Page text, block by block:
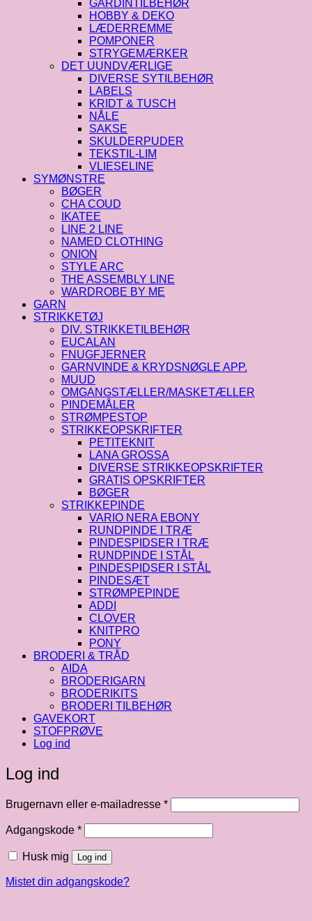
GARDINTILBEHØR
HOBBY & DEKO
LÆDERREMME
POMPONER
STRYGEMÆRKER
DET UUNDVÆRLIGE
DIVERSE SYTILBEHØR
LABELS
KRIDT & TUSCH
NÅLE
SAKSE
SKULDERPUDER
TEKSTIL-LIM
VLIESELINE
SYMØNSTRE
BØGER
CHA COUD
IKATEE
LINE 2 LINE
NAMED CLOTHING
ONION
STYLE ARC
THE ASSEMBLY LINE
WARDROBE BY ME
GARN
STRIKKETØJ
DIV. STRIKKETILBEHØR
EUCALAN
FNUGFJERNER
GARNVINDE & KRYDSNØGLE APP.
MUUD
OMGANGSTÆLLER/MASKETÆLLER
PINDEMÅLER
STRØMPESTOP
STRIKKEOPSKRIFTER
PETITEKNIT
LANA GROSSA
DIVERSE STRIKKEOPSKRIFTER
GRATIS OPSKRIFTER
BØGER
STRIKKEPINDE
VARIO NERA EBONY
RUNDPINDE I TRÆ
PINDESPIDSER I TRÆ
RUNDPINDE I STÅL
PINDESPIDSER I STÅL
PINDESÆT
STRØMPEPINDE
ADDI
CLOVER
KNITPRO
PONY
BRODERI & TRÅD
AIDA
BRODERIGARN
BRODERIKITS
BRODERI TILBEHØR
GAVEKORT
STOFPRØVE
Log ind
Log ind
Brugernavn eller e-mailadresse *Påkrævet
Adgangskode *Påkrævet
Husk mig Log ind
Mistet din adgangskode?